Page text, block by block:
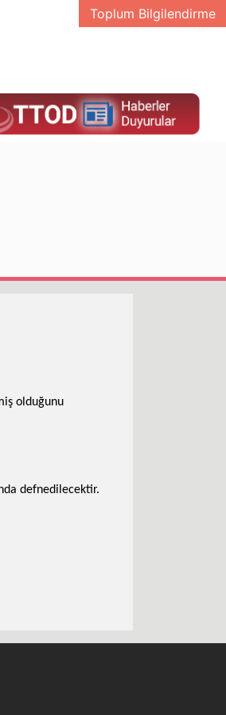
Toplum Bilgilendirme
olduğunu
defnedilecektir.